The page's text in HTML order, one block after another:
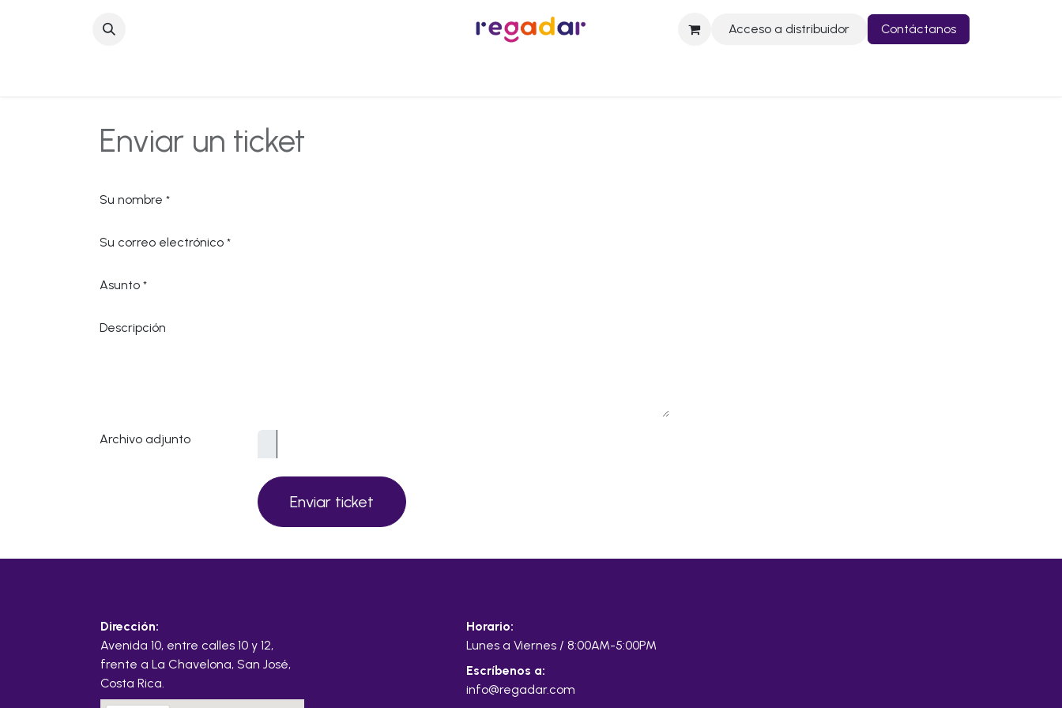
Acceso a distribuidor Contáctanos
Enviar un ticket
Su nombre *
Su correo electrónico *
Asunto *
Descripción
Archivo adjunto
Enviar ticket
Dirección:
Avenida 10, entre calles 10 y 12,
frente a La Chavelona, San José,
Costa Rica.
Horario:
Lunes a Viernes / 8:00AM-5:00PM
Escríbenos a:
info@regadar.com